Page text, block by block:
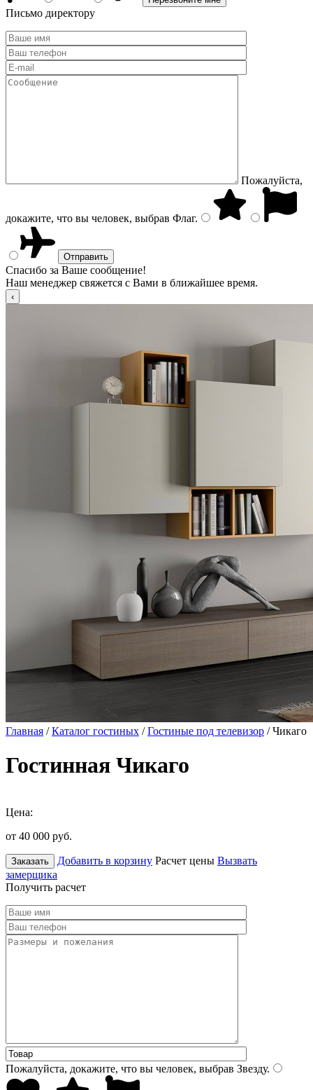
Письмо директору
Пожалуйста,
докажите, что вы человек, выбрав Флаг.
Спасибо за Ваше сообщение!
Наш менеджер свяжется с Вами в ближайшее время.
Главная /Каталог гостиных /Гостиные под телевизор / Чикаго
Гостинная Чикаго
Цена:
от 40 000 руб.
Заказать Добавить в корзину Расчет цены Вызвать
замерщика
Получить расчет
Пожалуйста, докажите, что вы человек, выбрав Звезду.